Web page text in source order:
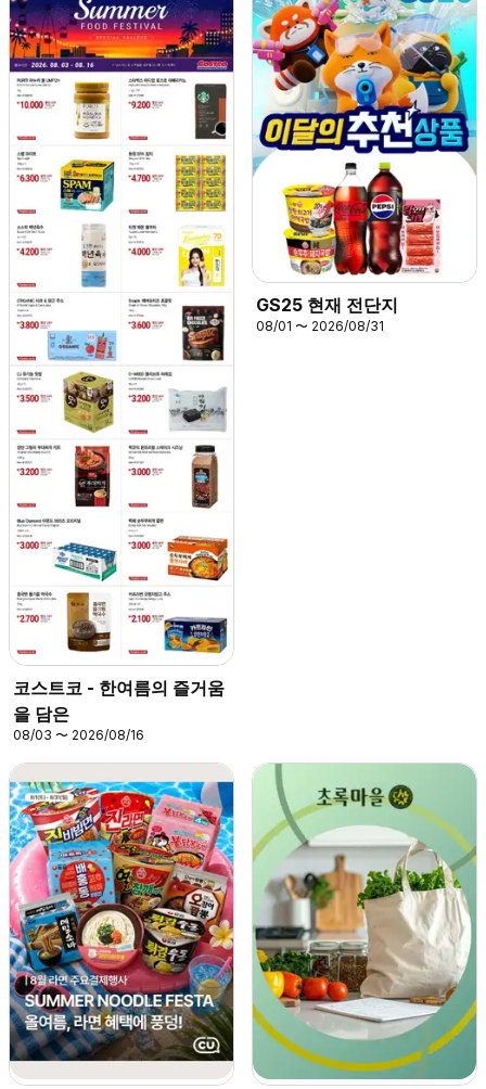
코스트코 - 한여름의 즐거움
을 담은
08/03 〜 2026/08/16
GS25 현재 전단지
08/01 〜 2026/08/31